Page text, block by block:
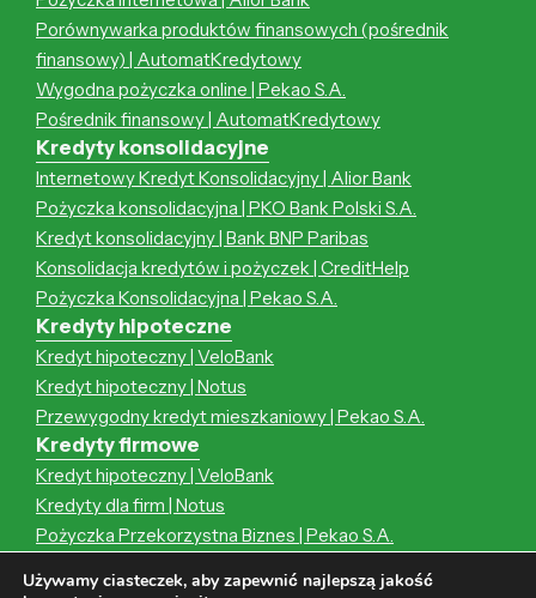
Porównywarka produktów finansowych (pośrednik
finansowy) | AutomatKredytowy
Wygodna pożyczka online | Pekao S.A.
Pośrednik finansowy | AutomatKredytowy
Kredyty konsolidacyjne
Internetowy Kredyt Konsolidacyjny | Alior Bank
Pożyczka konsolidacyjna | PKO Bank Polski S.A.
Kredyt konsolidacyjny | Bank BNP Paribas
Konsolidacja kredytów i pożyczek | CreditHelp
Pożyczka Konsolidacyjna | Pekao S.A.
Kredyty hipoteczne
Kredyt hipoteczny | VeloBank
Kredyt hipoteczny | Notus
Przewygodny kredyt mieszkaniowy | Pekao S.A.
Kredyty firmowe
Kredyt hipoteczny | VeloBank
Kredyty dla firm | Notus
Pożyczka Przekorzystna Biznes | Pekao S.A.
Używamy ciasteczek, aby zapewnić najlepszą jakość